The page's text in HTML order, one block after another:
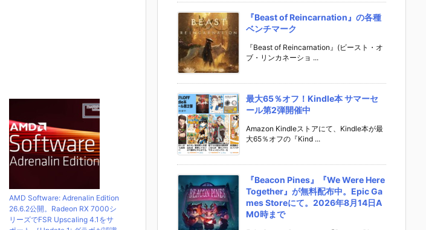
AMD Software: Adrenalin Edition
26.6.2公開。Radeon RX 7000シ
リーズでFSR Upscaling 4.1をサ
『Beast of Reincarnation』の各種
ベンチマーク
『Beast of Reincarnation』(ビースト・オ
ブ・リンカネーショ ...
最大65％オフ！Kindle本 サマーセ
ール第2弾開催中
Amazon Kindleストアにて、Kindle本が最
大65％オフの『Kind ...
『Beacon Pines』『We Were Here
Together』が無料配布中。Epic Ga
mes Storeにて。2026年8月14日A
M0時まで